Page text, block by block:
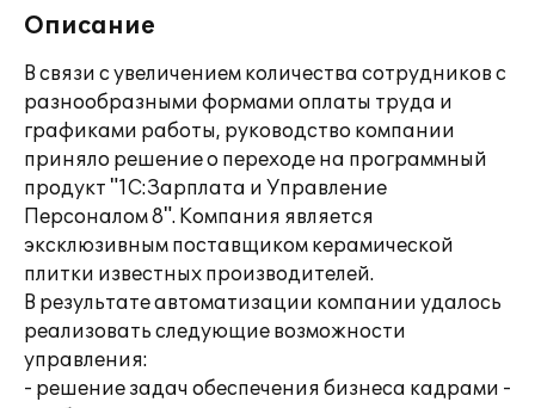
Описание
В связи с увеличением количества сотрудников с
разнообразными формами оплаты труда и
графиками работы, руководство компании
приняло решение о переходе на программный
продукт "1С:Зарплата и Управление
Персоналом 8". Компания является
эксклюзивным поставщиком керамической
плитки известных производителей.
В результате автоматизации компании удалось
реализовать следующие возможности
управления:
- решение задач обеспечения бизнеса кадрами -